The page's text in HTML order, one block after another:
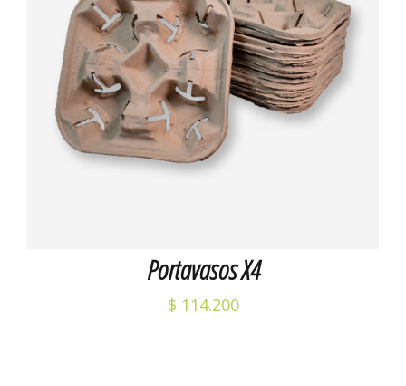
Valorado
con5.00de 5
AÑADIR AL CARRITO / DETALLES
Portavasos X4
$ 114.200